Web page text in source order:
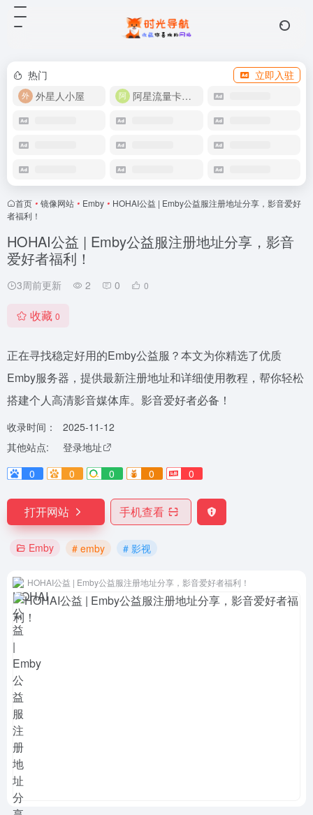
热门
立即入驻
外星人小屋
阿星流量卡店铺
首页 • 镜像网站 • Emby • HOHAI公益 | Emby公益服注册地址分享，影音爱好
者福利！
HOHAI公益 | Emby公益服注册地址分享，影音
爱好者福利！
3周前更新 2 0 0
收藏 0
正在寻找稳定好用的Emby公益服？本文为你精选了优质
Emby服务器，提供最新注册地址和详细使用教程，帮你轻松
搭建个人高清影音媒体库。影音爱好者必备！
收录时间：
2025-11-12
其他站点:
登录地址
0
0 0 0 0
打开网站 手机查看
Emby # emby # 影视
HOHAI公益 | Emby公益服注册地址分享，影音爱好者福利！